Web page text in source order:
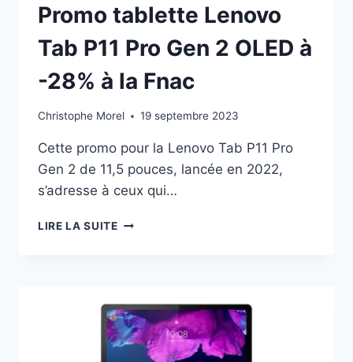
Promo tablette Lenovo
Tab P11 Pro Gen 2 OLED à
-28% à la Fnac
Christophe Morel 19 septembre 2023
Cette promo pour la Lenovo Tab P11 Pro
Gen 2 de 11,5 pouces, lancée en 2022,
s’adresse à ceux qui…
LIRE LA SUITEPROMO
PRO
GEN
2
OLED